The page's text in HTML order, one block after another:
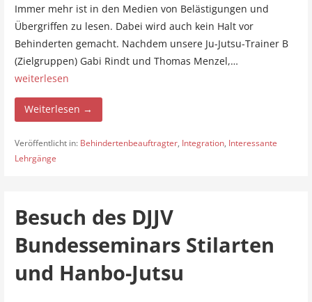
Immer mehr ist in den Medien von Belästigungen und
Übergriffen zu lesen. Dabei wird auch kein Halt vor
Behinderten gemacht. Nachdem unsere Ju-Jutsu-Trainer B
(Zielgruppen) Gabi Rindt und Thomas Menzel,…
weiterlesen
Weiterlesen →
Veröffentlicht in: Behindertenbeauftragter, Integration, Interessante
Lehrgänge
Besuch des DJJV
Bundesseminars Stilarten
und Hanbo-Jutsu